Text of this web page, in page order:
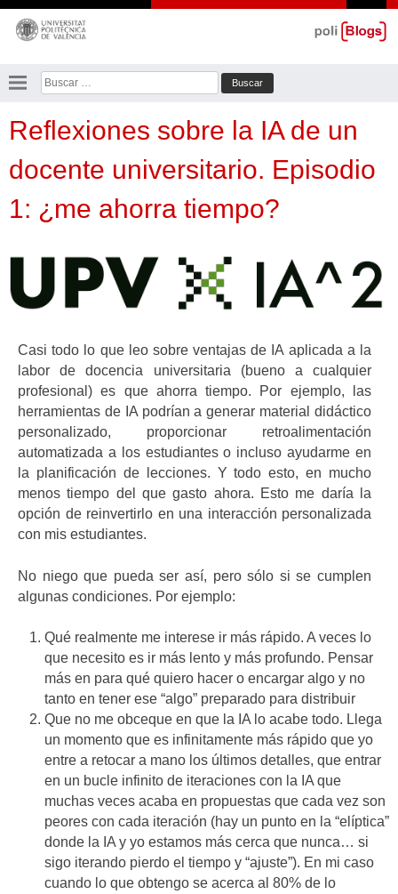
Saltar
contenido
Buscar:
Reflexiones sobre la IA de un
docente universitario. Episodio
1: ¿me ahorra tiempo?
Casi todo lo que leo sobre ventajas de IA aplicada a la
labor de docencia universitaria (bueno a cualquier
profesional) es que ahorra tiempo. Por ejemplo, las
herramientas de IA podrían a generar material didáctico
personalizado, proporcionar retroalimentación
automatizada a los estudiantes o incluso ayudarme en
la planificación de lecciones. Y todo esto, en mucho
menos tiempo del que gasto ahora. Esto me daría la
opción de reinvertirlo en una interacción personalizada
con mis estudiantes.
No niego que pueda ser así, pero sólo si se cumplen
algunas condiciones. Por ejemplo:
Qué realmente me interese ir más rápido. A veces lo
que necesito es ir más lento y más profundo. Pensar
más en para qué quiero hacer o encargar algo y no
tanto en tener ese “algo” preparado para distribuir
Que no me obceque en que la IA lo acabe todo. Llega
un momento que es infinitamente más rápido que yo
entre a retocar a mano los últimos detalles, que entrar
en un bucle infinito de iteraciones con la IA que
muchas veces acaba en propuestas que cada vez son
peores con cada iteración (hay un punto en la “elíptica”
donde la IA y yo estamos más cerca que nunca… si
sigo iterando pierdo el tiempo y “ajuste”). En mi caso
cuando lo que obtengo se acerca al 80% de lo